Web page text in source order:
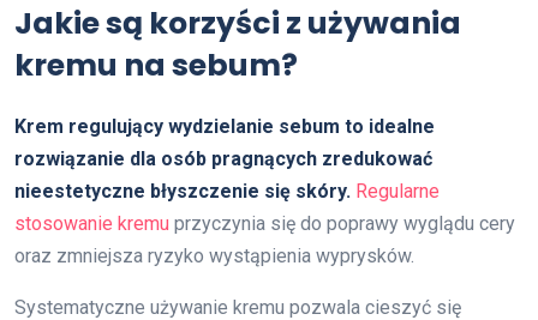
Jakie są korzyści z używania
kremu na sebum?
Krem regulujący wydzielanie sebum to idealne
rozwiązanie dla osób pragnących zredukować
nieestetyczne błyszczenie się skóry. Regularne
stosowanie kremu przyczynia się do poprawy wyglądu cery
oraz zmniejsza ryzyko wystąpienia wyprysków.
Systematyczne używanie kremu pozwala cieszyć się